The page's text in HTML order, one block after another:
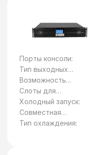
Порты консоли:
Тип выходных
розеток:
Возможность
установки в
стойку 19":
Слоты для
модулей
расширения:
Холодный запуск:
Совместная
работа с
генератором:
Тип охлаждения: